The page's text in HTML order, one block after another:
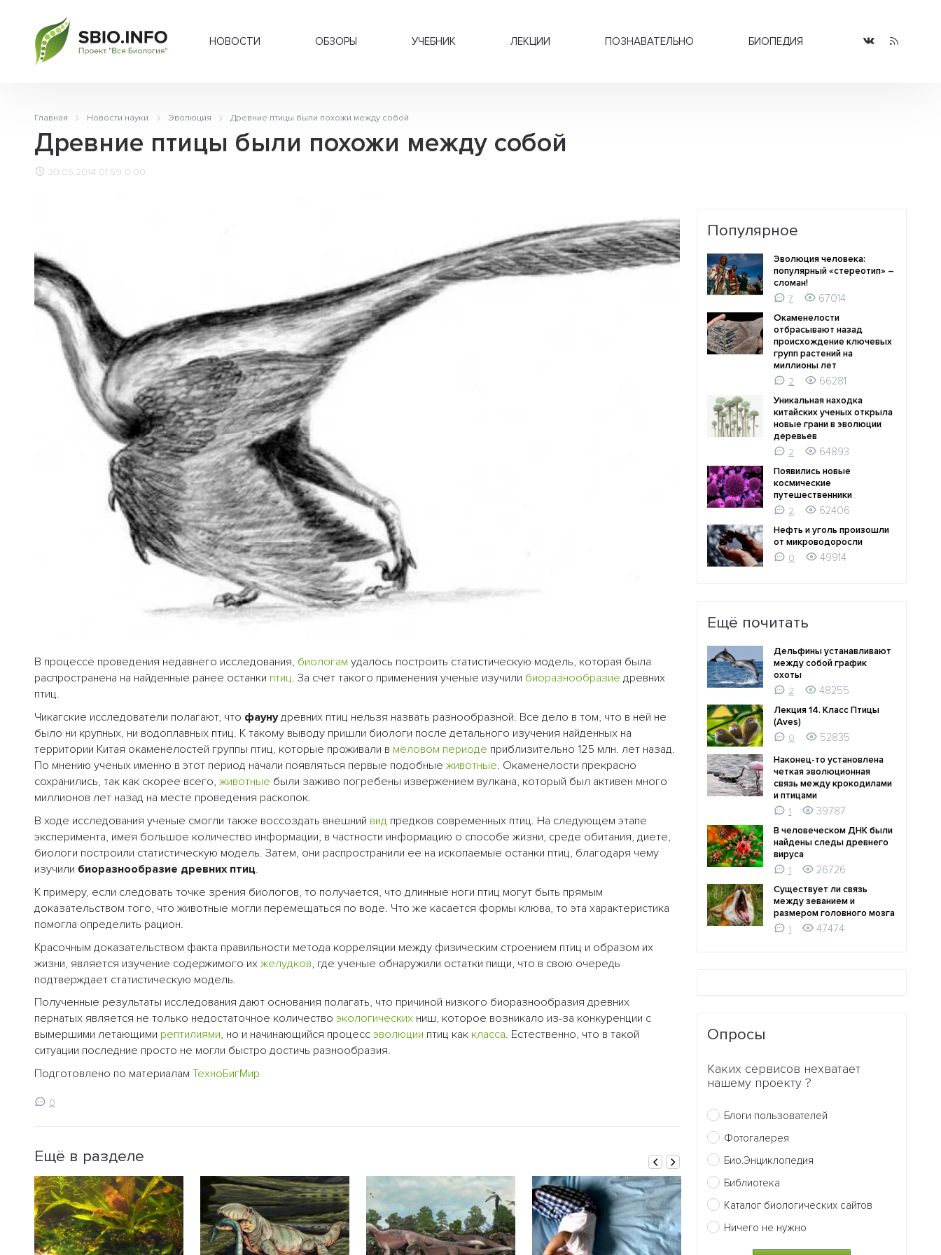
НОВОСТИ ОБЗОРЫ УЧЕБНИК ЛЕКЦИИ ПОЗНАВАТЕЛЬНО БИОПЕДИЯ
Главная Новости науки Эволюция Древние птицы были похожи между собой
Древние птицы были похожи между собой
30.05.2014 01:59 0.00
В процессе проведения недавнего исследования, биологам удалось построить статистическую модель, которая была
распространена на найденные ранее останки птиц. За счет такого применения ученые изучили биоразнообразие древних
птиц.
Чикагские исследователи полагают, что фаунудревних птиц нельзя назвать разнообразной. Все дело в том, что в ней не
было ни крупных, ни водоплавных птиц. К такому выводу пришли биологи после детального изучения найденных на
территории Китая окаменелостей группы птиц, которые проживали в меловом периоде приблизительно 125 млн. лет назад.
По мнению ученых именно в этот период начали появляться первые подобные животные. Окаменелости прекрасно
сохранились, так как скорее всего, животные были заживо погребены извержением вулкана, который был активен много
миллионов лет назад на месте проведения раскопок.
В ходе исследования ученые смогли также воссоздать внешний вид предков современных птиц. На следующем этапе
эксперимента, имея большое количество информации, в частности информацию о способе жизни, среде обитания, диете,
биологи построили статистическую модель. Затем, они распространили ее на ископаемые останки птиц, благодаря чему
изучили биоразнообразие древних птиц.
К примеру, если следовать точке зрения биологов, то получается, что длинные ноги птиц могут быть прямым
доказательством того, что животные могли перемещаться по воде. Что же касается формы клюва, то эта характеристика
помогла определить рацион.
Красочным доказательством факта правильности метода корреляции между физическим строением птиц и образом их
жизни, является изучение содержимого их желудков, где ученые обнаружили остатки пищи, что в свою очередь
подтверждает статистическую модель.
Полученные результаты исследования дают основания полагать, что причиной низкого биоразнообразия древних
пернатых является не только недостаточное количество экологических ниш, которое возникало из-за конкуренции с
вымершими летающими рептилиями, но и начинающийся процесс эволюции птиц как класса. Естественно, что в такой
ситуации последние просто не могли быстро достичь разнообразия.
Подготовлено по материалам ТехноБигМир
0
Ещё в разделе
Популярное
Эволюция человека:
популярный «стереотип» –
сломан!
7
67014
Окаменелости
отбрасывают назад
происхождение ключевых
групп растений на
миллионы лет
2
66281
Уникальная находка
китайских ученых открыла
новые грани в эволюции
деревьев
2
64893
Появились новые
космические
путешественники
2
62406
Нефть и уголь произошли
от микроводоросли
0
49914
Ещё почитать
Дельфины устанавливают
между собой график
охоты
2
48255
Лекция 14. Класс Птицы
(Aves)
0
52835
Наконец-то установлена
четкая эволюционная
связь между крокодилами
и птицами
1
39787
В человеческом ДНК были
найдены следы древнего
вируса
1
26726
Существует ли связь
между зеванием и
размером головного мозга
1
47474
Опросы
Каких сервисов нехватает
нашему проекту ?
Блоги пользователей
Фотогалерея
Био.Энциклопедия
Библиотека
Каталог биологических сайтов
Ничего не нужно